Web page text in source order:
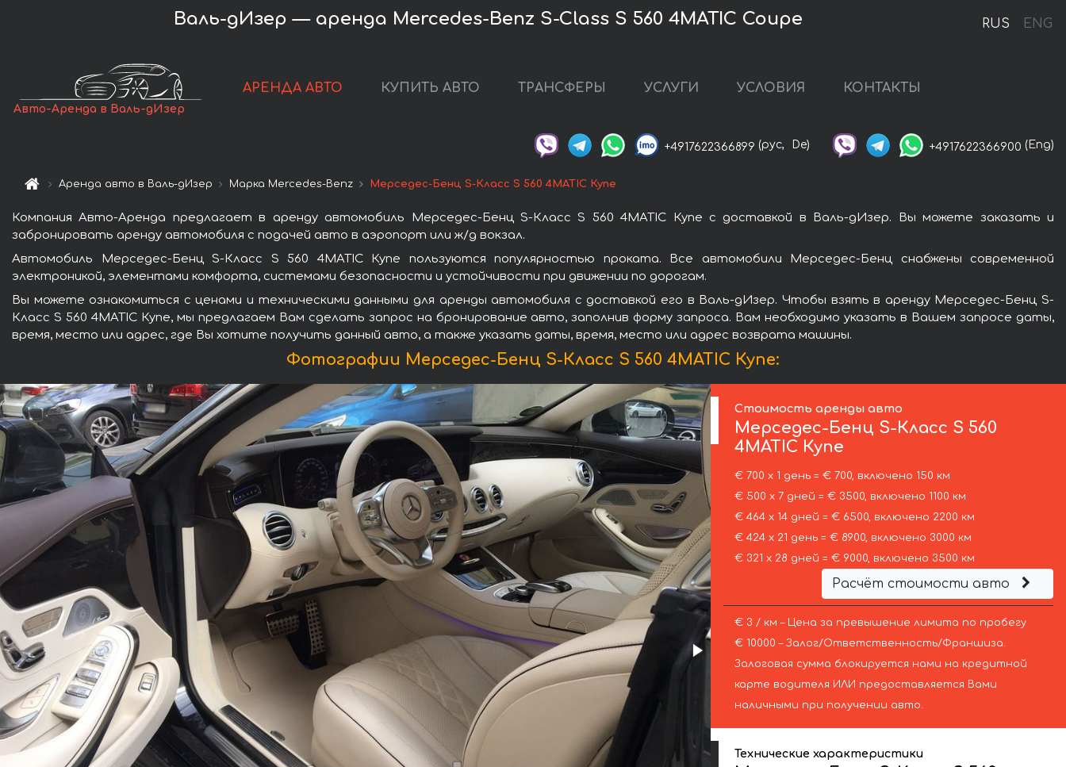
RUS ENG
Валь-дИзер — аренда Mercedes-Benz S-Class S 560 4MATIC Coupe
Авто-Аренда в Валь-дИзер
АРЕНДА АВТО КУПИТЬ АВТО ТРАНСФЕРЫ УСЛУГИ УСЛОВИЯ КОНТАКТЫ
+4917622366899 (рус, De) +4917622366900 (Eng)
Аренда авто в Валь-дИзер Марка Mercedes-Benz Мерседес-Бенц S-Класс S 560 4MATIC Купе
Компания Авто-Аренда предлагает в аренду автомобиль Мерседес-Бенц S-Класс S 560 4MATIC Купе с доставкой в Валь-дИзер. Вы можете заказать и
забронировать аренду автомобиля с подачей авто в аэропорт или ж/д вокзал.
Автомобиль Мерседес-Бенц S-Класс S 560 4MATIC Купе пользуются популярностью проката. Все автомобили Мерседес-Бенц снабжены современной
электроникой, элементами комфорта, системами безопасности и устойчивости при движении по дорогам.
Вы можете ознакомиться с ценами и техническими данными для аренды автомобиля с доставкой его в Валь-дИзер. Чтобы взять в аренду Мерседес-Бенц S-
Класс S 560 4MATIC Купе, мы предлагаем Вам сделать запрос на бронирование авто, заполнив форму запроса. Вам необходимо указать в Вашем запросе даты,
время, место или адрес, где Вы хотите получить данный авто, а также указать даты, время, место или адрес возврата машины.
Фотографии Мерседес-Бенц S-Класс S 560 4MATIC Купе:
Стоимость аренды авто
Мерседес-Бенц S-Класс S 560
4MATIC Купе
€ 700 х 1 день = € 700, включено 150 км
€ 500 х 7 дней = € 3500, включено 1100 км
€ 464 х 14 дней = € 6500, включено 2200 км
€ 424 х 21 день = € 8900, включено 3000 км
€ 321 х 28 дней = € 9000, включено 3500 км
Расчёт стоимости авто
€ 3 / км – Цена за превышение лимита по пробегу
€ 10000 – Залог/Ответственность/Франшиза.
Залоговая сумма блокируется нами на кредитной
карте водителя ИЛИ предоставляется Вами
наличными при получении авто.
Технические характеристики